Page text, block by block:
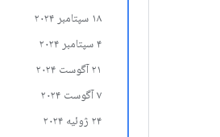
۱۸ سپتامبر ۲۰۲۴
۴ سپتامبر ۲۰۲۴
۲۱ آگوست ۲۰۲۴
۷ آگوست ۲۰۲۴
۲۴ ژوئیه ۲۰۲۴